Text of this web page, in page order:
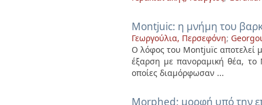
Montjuic: η μνήμη του
Γεωργούλια, Περσεφόνη;
Ο λόφος του Montjuïc αποτελεί
έξαρση με πανοραμική θέα, το
οποίες διαμόρφωσαν ...
Morphed: μορφή υπό την